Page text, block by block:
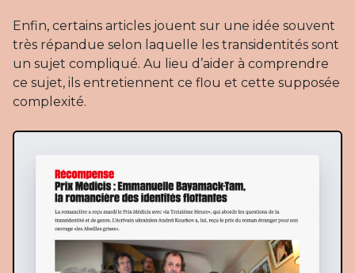
Enfin, certains articles jouent sur une idée souvent
très répandue selon laquelle les transidentités sont
un sujet compliqué. Au lieu d’aider à comprendre
ce sujet, ils entretiennent ce flou et cette supposée
complexité.